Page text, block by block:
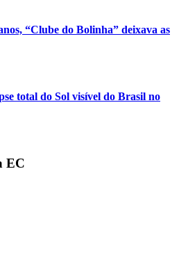
“Clube do Bolinha” deixava as
total do Sol visível do Brasil no
EC